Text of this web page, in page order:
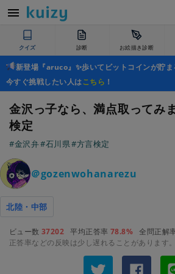
クイズ 診断 お絵描き診断
新登場『aruco』✨歩いてビットコインが貯ま
今すぐ挑戦したい人はこちら ！
金沢っ子なら、満点取ってみ
検定
#金沢弁#石川県#方言検定
＠gozenwohanarezu
北陸・中部
ビュー数 37202 平均正答率 78.8% 全問正解
正答率などの反映は少し遅れることがあります。